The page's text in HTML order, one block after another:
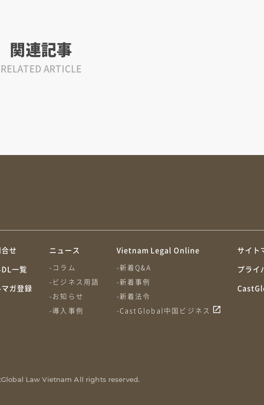
関連記事
RELATED ARTICLE
せ
一覧
マガ登録
ニュース
-コラム
-ビジネス用語
-お知らせ
-導入事例
Vietnam Legal Online
-新着Q&A
-新着事例
-新着法令
-CastGlobal中国ビジネス
サイト
プライ
Law Vietnam All rights reserved.